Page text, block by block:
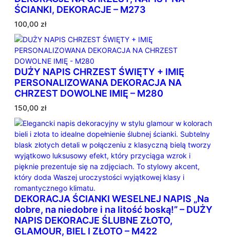
ŚCIANKI, DEKORACJE – M273
100,00 zł
DUŻY NAPIS CHRZEST ŚWIĘTY + IMIĘ
PERSONALIZOWANA DEKORACJA NA
CHRZEST DOWOLNE IMIĘ – M280
150,00 zł
DEKORACJA ŚCIANKI WESELNEJ NAPIS „Na
dobre, na niedobre i na litość boską!” – DUŻY
NAPIS DEKORACJE ŚLUBNE ZŁOTO,
GLAMOUR, BIEL I ZŁOTO – M422